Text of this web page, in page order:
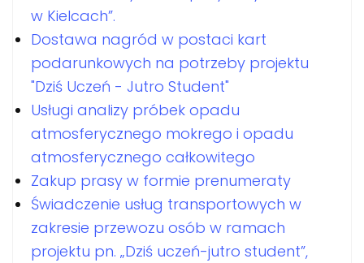
w Kielcach”.
Dostawa nagród w postaci kart
podarunkowych na potrzeby projektu
"Dziś Uczeń - Jutro Student"
Usługi analizy próbek opadu
atmosferycznego mokrego i opadu
atmosferycznego całkowitego
Zakup prasy w formie prenumeraty
Świadczenie usług transportowych w
zakresie przewozu osób w ramach
projektu pn. „Dziś uczeń-jutro student”,